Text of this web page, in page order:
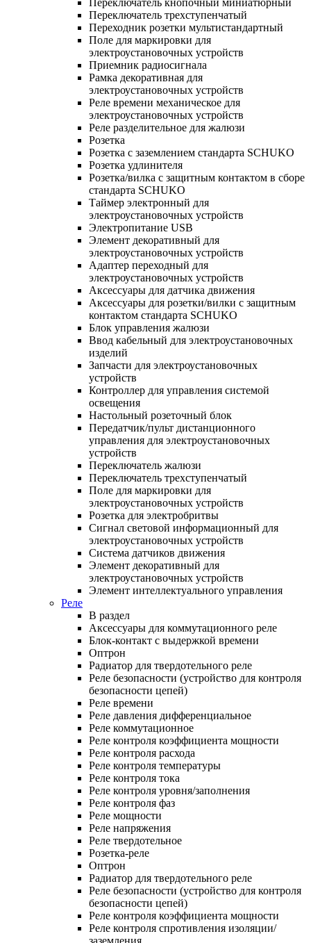
Переключатель трехступенчатый
Переходник розетки мультистандартный
Поле для маркировки для
электроустановочных устройств
Приемник радиосигнала
Рамка декоративная для
электроустановочных устройств
Реле времени механическое для
электроустановочных устройств
Реле разделительное для жалюзи
Розетка
Розетка с заземлением стандарта SCHUKO
Розетка удлинителя
Розетка/вилка с защитным контактом в сборе
стандарта SCHUKO
Таймер электронный для
электроустановочных устройств
Электропитание USB
Элемент декоративный для
электроустановочных устройств
Адаптер переходный для
электроустановочных устройств
Аксессуары для датчика движения
Аксессуары для розетки/вилки с защитным
контактом стандарта SCHUKO
Блок управления жалюзи
Ввод кабельный для электроустановочных
изделий
Запчасти для электроустановочных
устройств
Контроллер для управления системой
освещения
Настольный розеточный блок
Передатчик/пульт дистанционного
управления для электроустановочных
устройств
Переключатель жалюзи
Переключатель трехступенчатый
Поле для маркировки для
электроустановочных устройств
Розетка для электробритвы
Сигнал световой информационный для
электроустановочных устройств
Система датчиков движения
Элемент декоративный для
электроустановочных устройств
Элемент интеллектуального управления
Реле
В раздел
Аксессуары для коммутационного реле
Блок-контакт с выдержкой времени
Оптрон
Радиатор для твердотельного реле
Реле безопасности (устройство для контроля
безопасности цепей)
Реле времени
Реле давления дифференциальное
Реле коммутационное
Реле контроля коэффициента мощности
Реле контроля расхода
Реле контроля температуры
Реле контроля тока
Реле контроля уровня/заполнения
Реле контроля фаз
Реле мощности
Реле напряжения
Реле твердотельное
Розетка-реле
Оптрон
Радиатор для твердотельного реле
Реле безопасности (устройство для контроля
безопасности цепей)
Реле контроля коэффициента мощности
Реле контроля спротивления изоляции/
заземления